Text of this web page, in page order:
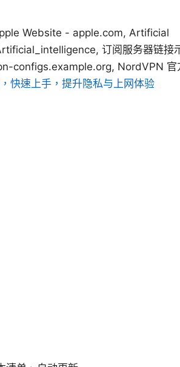
Website - apple.com, Artificial
订阅服务器链接
configs.example.org, NordVPN 官
快速上手，提升隐私与上网体验